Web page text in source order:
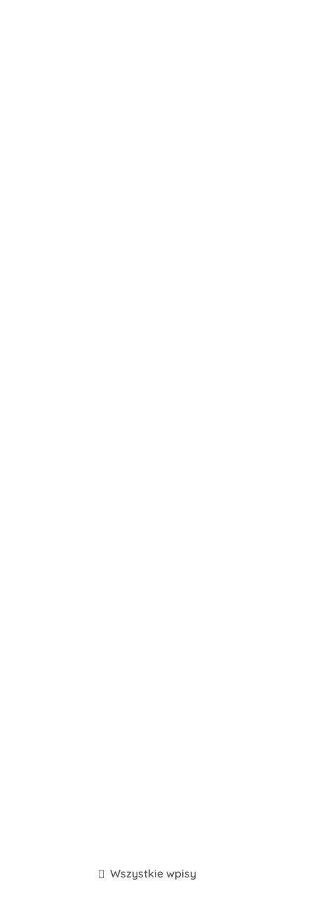
Wszystkie wpisy